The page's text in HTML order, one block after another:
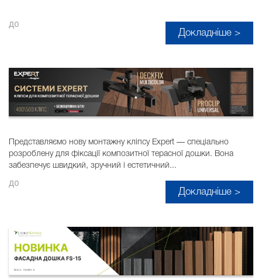
до
Докладніше >
Представляємо нову монтажну кліпсу Expert — спеціально
розроблену для фіксації композитної терасної дошки. Вона
забезпечує швидкий, зручний і естетичний...
до
Докладніше >